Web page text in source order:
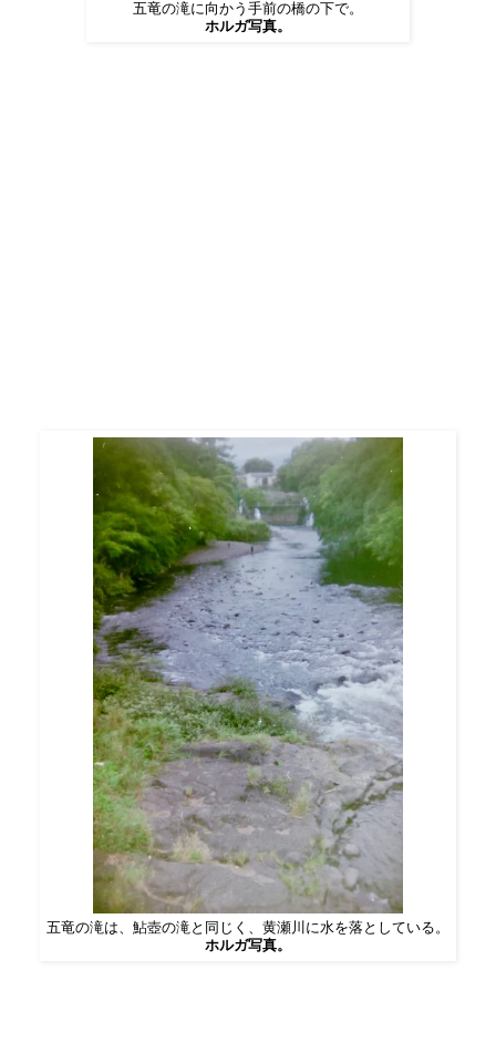
五竜の滝に向かう手前の橋の下で。
ホルガ写真。
五竜の滝は、鮎壺の滝と同じく、黄瀬川に水を落としている。
ホルガ写真。